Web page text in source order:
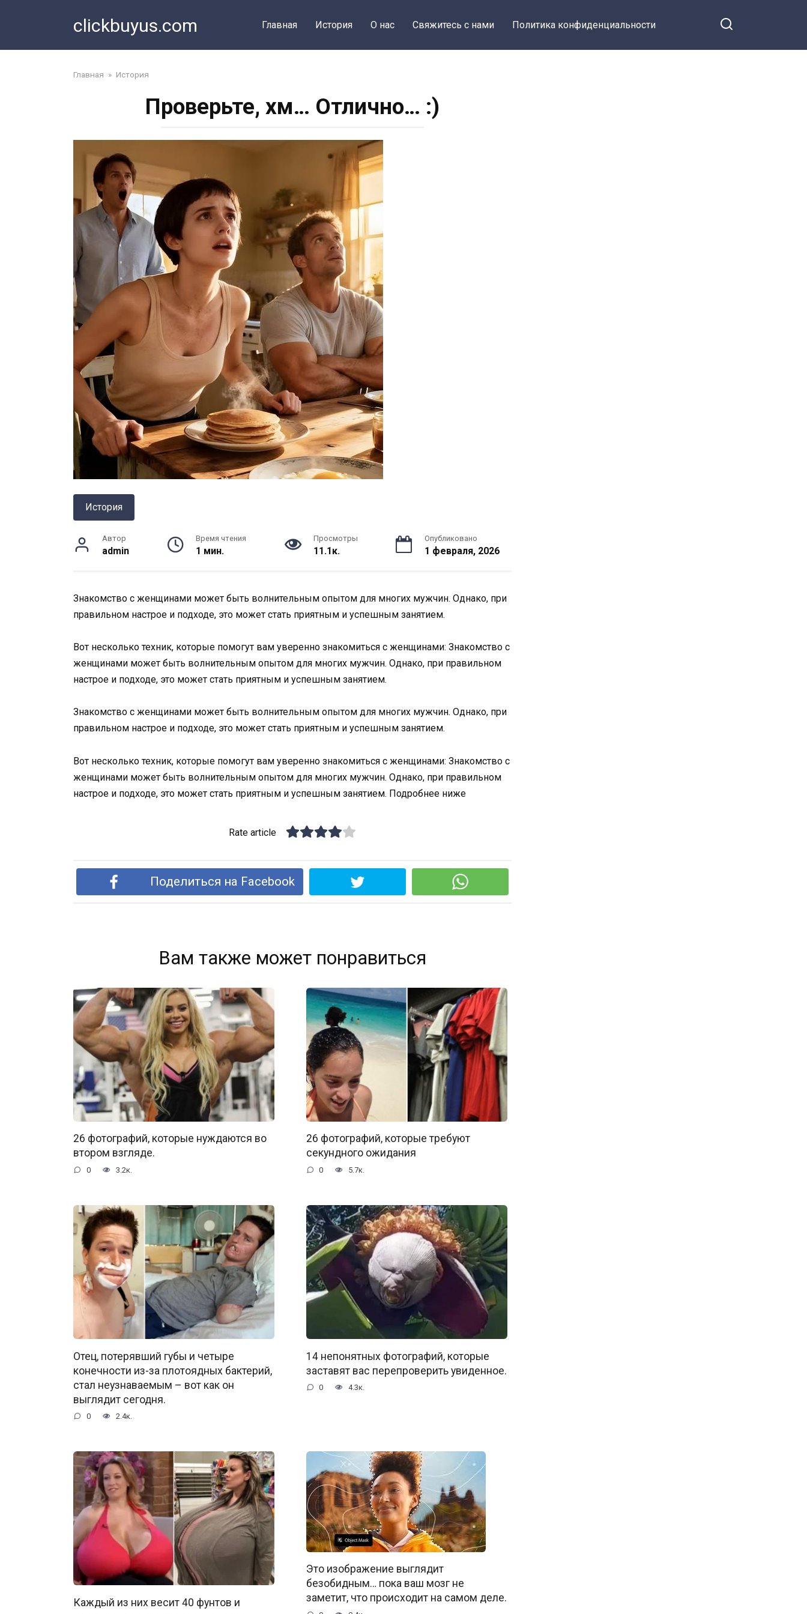
clickbuyus.com Главная История О нас Свяжитесь с нами Политика конфиденциальности
Главная » История
Проверьте, хм… Отлично… :)
История
Автор
admin
Время чтения
1 мин.
Просмотры
11.1к.
Опубликовано
1 февраля, 2026
Знакомство с женщинами может быть волнительным опытом для многих мужчин. Однако, при
правильном настрое и подходе, это может стать приятным и успешным занятием.
Вот несколько техник, которые помогут вам уверенно знакомиться с женщинами: Знакомство с
женщинами может быть волнительным опытом для многих мужчин. Однако, при правильном
настрое и подходе, это может стать приятным и успешным занятием.
Знакомство с женщинами может быть волнительным опытом для многих мужчин. Однако, при
правильном настрое и подходе, это может стать приятным и успешным занятием.
Вот несколько техник, которые помогут вам уверенно знакомиться с женщинами: Знакомство с
женщинами может быть волнительным опытом для многих мужчин. Однако, при правильном
настрое и подходе, это может стать приятным и успешным занятием. Подробнее ниже
Rate article
Поделиться на Facebook
Вам также может понравиться
26 фотографий, которые нуждаются во
втором взгляде.
0 3.2к.
26 фотографий, которые требуют
секундного ожидания
0 5.7к.
Отец, потерявший губы и четыре
конечности из-за плотоядных бактерий,
стал неузнаваемым – вот как он
выглядит сегодня.
0 2.4к.
14 непонятных фотографий, которые
заставят вас перепроверить увиденное.
0 4.3к.
Каждый из них весит 40 фунтов и
Это изображение выглядит
безобидным… пока ваш мозг не
заметит, что происходит на самом деле.